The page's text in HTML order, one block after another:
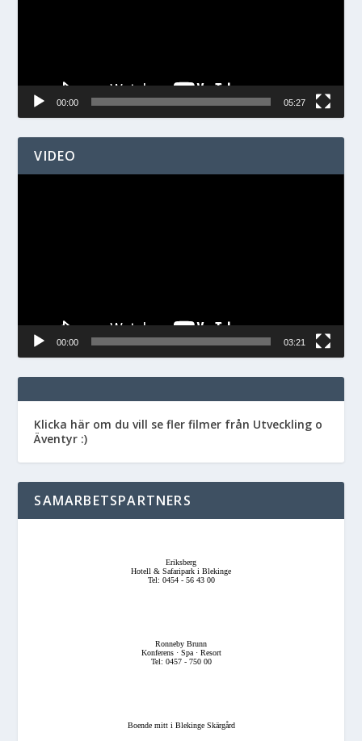
00:00 05:27
VIDEO
00:00 03:21
Klicka här om du vill se fler filmer från Utveckling o
Äventyr :)
SAMARBETSPARTNERS
Eriksberg
Hotell & Safaripark i Blekinge
Tel: 0454 - 56 43 00
Ronneby Brunn
Konferens · Spa · Resort
Tel: 0457 - 750 00
Boende mitt i Blekinge Skärgård